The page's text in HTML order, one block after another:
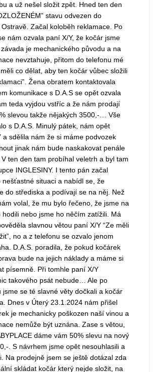
a už nešel složit zpět. Hned ten den
stavu odvezen do
Ostravě. Začal koloběh reklamace. Po
nám ozvala paní X/Y, že kočár jsme
je mechanického původu a na
nevztahuje, přitom do telefonu mé
co dělat, aby ten kočár vůbec složili
Žena obratem kontaktovala
komunikace s D.A.S se opět ozvala
teda vyjdou vstříc a že nám prodají
slevou takže nějakých 3500,-… Vše
s D.A.S. Minulý pátek, nám opět
a sdělila nám že si máme podvozek
jinak nám bude naskakovat penále
ten den tam probíhal veletrh a byl tam
INGLESINY. I tento pán začal
nešťastné situaci a nabídl se, že
do střediska a podívají se na něj. Než
volal, že mu bylo řečeno, že jsme na
hodili nebo jsme ho něčím zatížili. Má
slavnou větou paní X/Y “Ze měli
no a z telefonu se ozvalo jenom
D.A.S. poradila, že pokud kočárek
bude na jejich náklady a máme si
písemně. Při tomhle paní X/Y
takového psát nebude… Ale po
jsme se té slavné věty dočkali a kočár
Dnes v Úterý 23.1.2024 nám přišel
je mechanicky poškozen naší vinou a
nemůže být uznána. Zase s větou,
dáme vám 50% slevu na nový
. S návrhem jsme opět nesouhlasili a
Na prodejně jsem se ještě dotázal zda
skládat kočár který nejde složit, na